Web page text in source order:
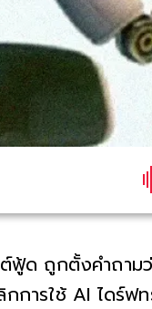
ฟู้ด ถูกตั้งคำถาม
กการใช้ AI ไดร์